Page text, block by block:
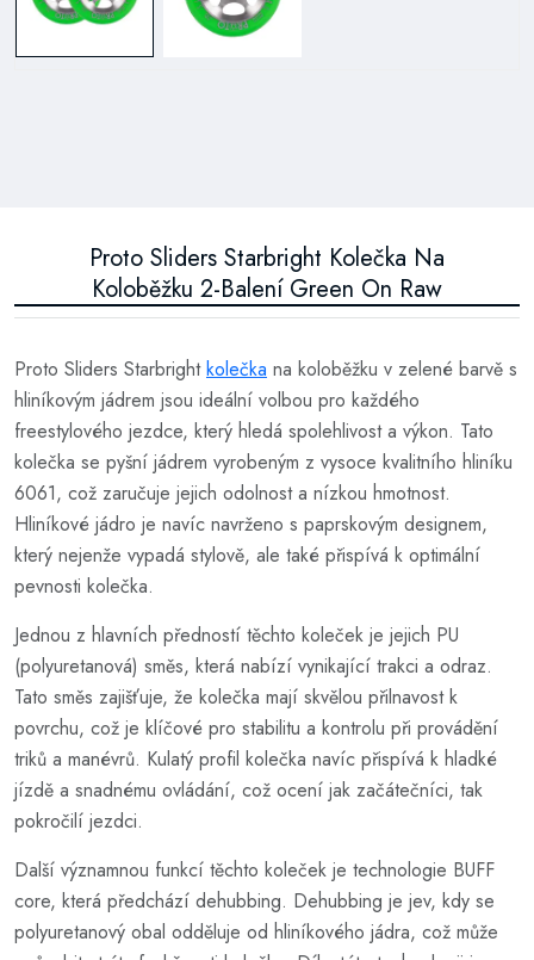
Proto Sliders Starbright Kolečka Na
Koloběžku 2-Balení Green On Raw
Proto Sliders Starbrightkolečka na koloběžku v zelené barvě s
hliníkovým jádrem jsou ideální volbou pro každého
freestylového jezdce, který hledá spolehlivost a výkon. Tato
kolečka se pyšní jádrem vyrobeným z vysoce kvalitního hliníku
6061, což zaručuje jejich odolnost a nízkou hmotnost.
Hliníkové jádro je navíc navrženo s paprskovým designem,
který nejenže vypadá stylově, ale také přispívá k optimální
pevnosti kolečka.
Jednou z hlavních předností těchto koleček je jejich PU
(polyuretanová) směs, která nabízí vynikající trakci a odraz.
Tato směs zajišťuje, že kolečka mají skvělou přilnavost k
povrchu, což je klíčové pro stabilitu a kontrolu při provádění
triků a manévrů. Kulatý profil kolečka navíc přispívá k hladké
jízdě a snadnému ovládání, což ocení jak začátečníci, tak
pokročilí jezdci.
Další významnou funkcí těchto koleček je technologie BUFF
core, která předchází dehubbing. Dehubbing je jev, kdy se
polyuretanový obal odděluje od hliníkového jádra, což může